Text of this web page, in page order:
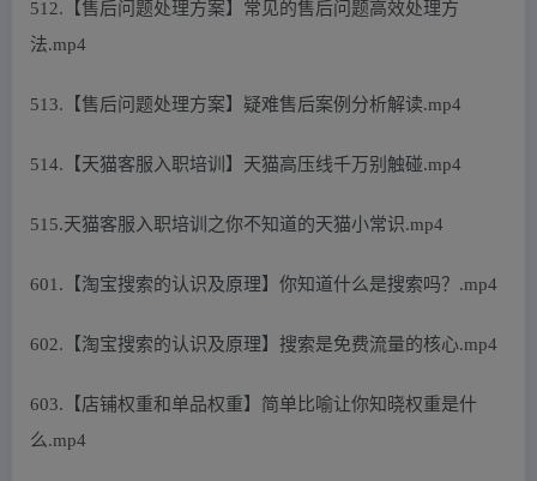
512.【售后问题处理方案】常见的售后问题高效处理方
法.mp4
513.【售后问题处理方案】疑难售后案例分析解读.mp4
514.【天猫客服入职培训】天猫高压线千万别触碰.mp4
515.天猫客服入职培训之你不知道的天猫小常识.mp4
601.【淘宝搜索的认识及原理】你知道什么是搜索吗？.mp4
602.【淘宝搜索的认识及原理】搜索是免费流量的核心.mp4
603.【店铺权重和单品权重】简单比喻让你知晓权重是什
么.mp4